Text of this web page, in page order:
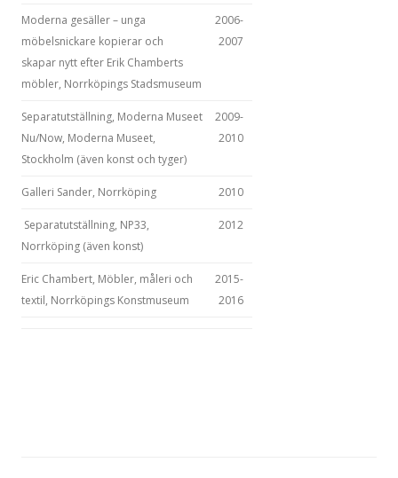
Moderna gesäller – unga
möbelsnickare kopierar och
skapar nytt efter Erik Chamberts
möbler, Norrköpings Stadsmuseum
2006-
2007
Separatutställning, Moderna Museet
Nu/Now, Moderna Museet,
Stockholm (även konst och tyger)
2009-
2010
Galleri Sander, Norrköping 2010
Separatutställning, NP33,
Norrköping (även konst)
2012
Eric Chambert, Möbler, måleri och
textil, Norrköpings Konstmuseum
2015-
2016